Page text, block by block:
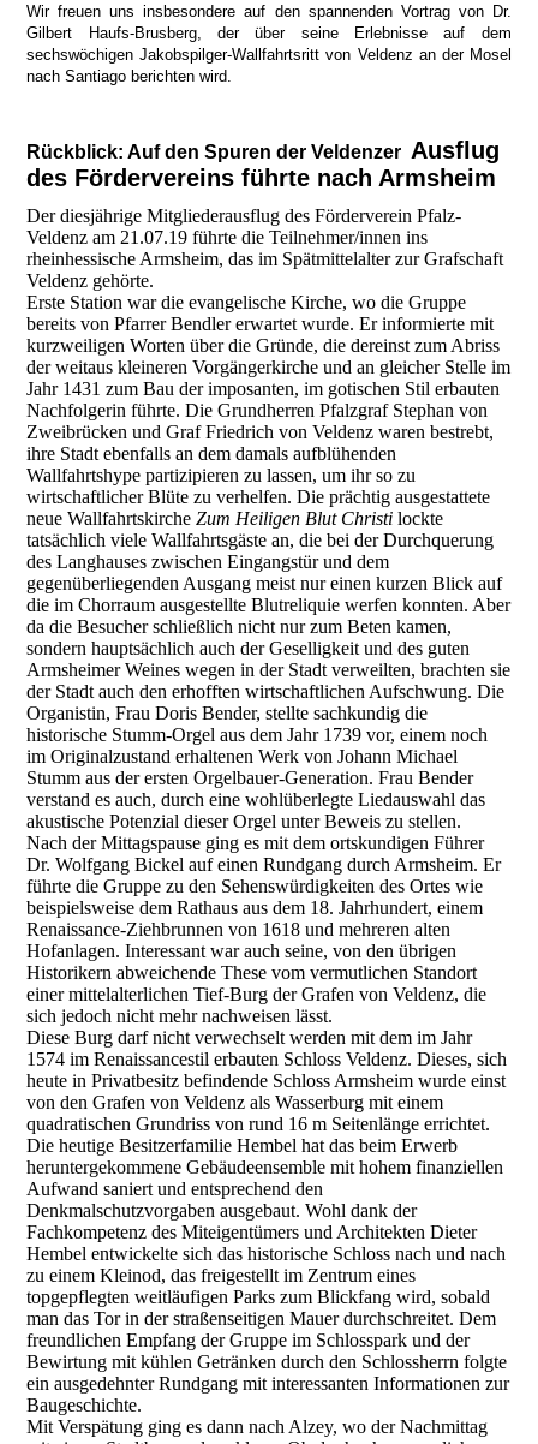
Wir freuen uns insbesondere auf den spannenden Vortrag von Dr.
Gilbert Haufs-Brusberg, der über seine Erlebnisse auf dem
sechswöchigen Jakobspilger-Wallfahrtsritt von Veldenz an der Mosel
nach Santiago berichten wird.
Rückblick: Auf den Spuren der Veldenzer Ausflug
des Fördervereins führte nach Armsheim
Der diesjährige Mitgliederausflug des Förderverein Pfalz-
Veldenz am 21.07.19 führte die Teilnehmer/innen ins
rheinhessische Armsheim, das im Spätmittelalter zur Grafschaft
Veldenz gehörte.
Erste Station war die evangelische Kirche, wo die Gruppe
bereits von Pfarrer Bendler erwartet wurde. Er informierte mit
kurzweiligen Worten über die Gründe, die dereinst zum Abriss
der weitaus kleineren Vorgängerkirche und an gleicher Stelle im
Jahr 1431 zum Bau der imposanten, im gotischen Stil erbauten
Nachfolgerin führte. Die Grundherren Pfalzgraf Stephan von
Zweibrücken und Graf Friedrich von Veldenz waren bestrebt,
ihre Stadt ebenfalls an dem damals aufblühenden
Wallfahrtshype partizipieren zu lassen, um ihr so zu
wirtschaftlicher Blüte zu verhelfen. Die prächtig ausgestattete
neue WallfahrtskircheZum Heiligen Blut Christilockte
tatsächlich viele Wallfahrtsgäste an, die bei der Durchquerung
des Langhauses zwischen Eingangstür und dem
gegenüberliegenden Ausgang meist nur einen kurzen Blick auf
die im Chorraum ausgestellte Blutreliquie werfen konnten. Aber
da die Besucher schließlich nicht nur zum Beten kamen,
sondern hauptsächlich auch der Geselligkeit und des guten
Armsheimer Weines wegen in der Stadt verweilten, brachten sie
der Stadt auch den erhofften wirtschaftlichen Aufschwung. Die
Organistin, Frau Doris Bender, stellte sachkundig die
historische Stumm-Orgel aus dem Jahr 1739 vor, einem noch
im Originalzustand erhaltenen Werk von Johann Michael
Stumm aus der ersten Orgelbauer-Generation. Frau Bender
verstand es auch, durch eine wohlüberlegte Liedauswahl das
akustische Potenzial dieser Orgel unter Beweis zu stellen.
Nach der Mittagspause ging es mit dem ortskundigen Führer
Dr. Wolfgang Bickel auf einen Rundgang durch Armsheim. Er
führte die Gruppe zu den Sehenswürdigkeiten des Ortes wie
beispielsweise dem Rathaus aus dem 18. Jahrhundert, einem
Renaissance-Ziehbrunnen von 1618 und mehreren alten
Hofanlagen. Interessant war auch seine, von den übrigen
Historikern abweichende These vom vermutlichen Standort
einer mittelalterlichen Tief-Burg der Grafen von Veldenz, die
sich jedoch nicht mehr nachweisen lässt.
Diese Burg darf nicht verwechselt werden mit dem im Jahr
1574 im Renaissancestil erbauten Schloss Veldenz. Dieses, sich
heute in Privatbesitz befindende Schloss Armsheim wurde einst
von den Grafen von Veldenz als Wasserburg mit einem
quadratischen Grundriss von rund 16 m Seitenlänge errichtet.
Die heutige Besitzerfamilie Hembel hat das beim Erwerb
heruntergekommene Gebäudeensemble mit hohem finanziellen
Aufwand saniert und entsprechend den
Denkmalschutzvorgaben ausgebaut. Wohl dank der
Fachkompetenz des Miteigentümers und Architekten Dieter
Hembel entwickelte sich das historische Schloss nach und nach
zu einem Kleinod, das freigestellt im Zentrum eines
topgepflegten weitläufigen Parks zum Blickfang wird, sobald
man das Tor in der straßenseitigen Mauer durchschreitet. Dem
freundlichen Empfang der Gruppe im Schlosspark und der
Bewirtung mit kühlen Getränken durch den Schlossherrn folgte
ein ausgedehnter Rundgang mit interessanten Informationen zur
Baugeschichte.
Mit Verspätung ging es dann nach Alzey, wo der Nachmittag